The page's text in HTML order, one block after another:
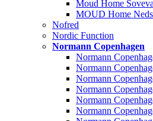
Moud Home
MOUD Home
Nofred
Nordic Function
Normann Copenhagen
Normann
Normann
Normann
Normann
Normann
Normann